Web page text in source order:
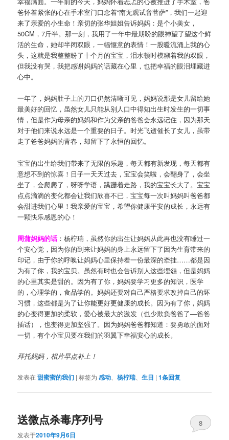
爸怀着紧张的心在手术室门口念着“南无观试音菩萨”，我们一起迎
来了亲爱的小生命！亲切的张华姐姐告诉妈妈：是个小美女，
50CM，7斤半。那一刻，我用了一年中最期盼的眼神望了望这个鲜
活的生命，她却半闭双眼，一幅惬意的表情！一股暖流涌上我的心
头，这就是我整整盼了十个月的宝宝，泪水顿时模糊着我的双眼，
但我没有哭，我把感谢妈妈的话藏在心里，也把幸福的眼泪埋藏进
心中。
一年了，妈妈肚子上的刀口仍然清晰可见，妈妈说那是女儿留给她
最美好的回忆，虽然女儿只能从别人口中得知出生时发生的一切事
情，但是作为母亲的妈妈和作为父亲的爸爸会永远记住，因为那天
对于他们来说永远是一个重要的日子。时光飞逝催长了女儿，虽带
走了爸爸妈妈的青春，却留下了永恒的回忆。
宝宝的出生给我们带来了无限的乐趣，每天都有新发现，每天都有
意想不到的惊喜！日子一天天过去，宝宝会笑啦，会翻身了，会坐
坐了，会爬爬了，呀呀学语，蹒跚着走路，我的宝宝长大了。宝宝
点点滴滴的变化都会让我们欣喜不已，宝宝每一次叫妈妈叫爸爸都
会甜进我们心里！我亲爱的宝宝，希望你健康平安的成长，永远有
一颗快乐感恩的心！
周蒲妈妈的话 ：杨柠瑞，虽然你的出生让妈妈从此再也没有睡过一
个安心觉，因为你的到来让妈妈的身上永远留下了因为生育带来的
印记，由于你的呼唤让妈妈心里保持着一份最深的牵挂……都是因
为有了你，我的宝贝。虽然有时也会告诉别人这些埋怨，但是妈妈
的心里其实是甜的。因为有了你，妈妈要学习更多的知识，医学
的，心理学的，食品学的。妈妈还要对自己严格要求改掉自己的坏
习惯，这些都是为了让你能更好更健康的成长。因为有了你，妈妈
的心变得更加的柔软，爱心被最大的激发（也少欺负爸爸了—爸爸
插话），也变得更加坚强了。因为妈妈爸爸都知道：要勇敢的面对
一切，有个小宝贝要在我们的羽翼下幸福安心的成长。
拜托妈妈，相片早点补上！
发表在甜蜜蜜的我们 |标签为 感动 、杨柠瑞、生日 |1条回复
送微点杀毒序列号
发表于2010年9月6日
8